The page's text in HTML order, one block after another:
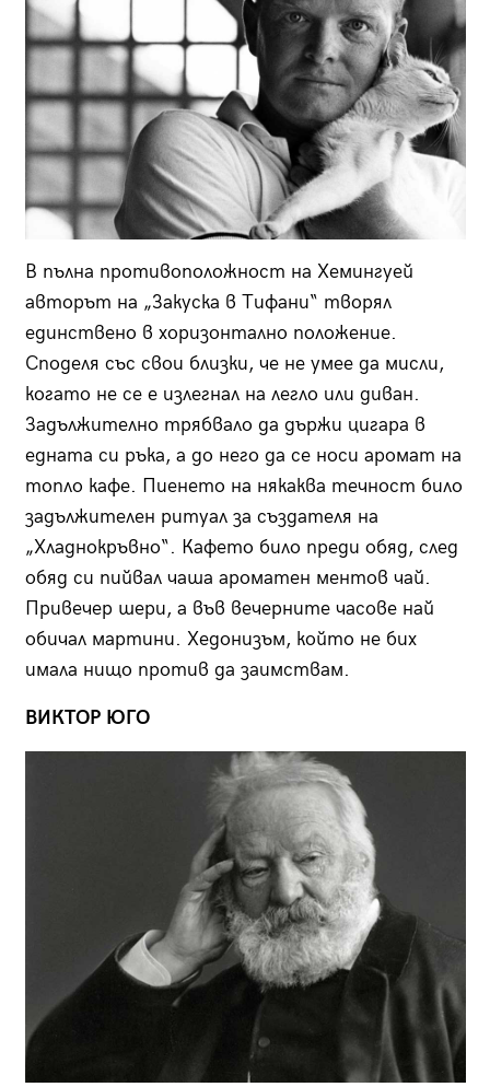
В пълна противоположност на Хемингуей
авторът на „Закуска в Тифани“ творял
единствено в хоризонтално положение.
Споделя със свои близки, че не умее да мисли,
когато не се е излегнал на легло или диван.
Задължително трябвало да държи цигара в
едната си ръка, а до него да се носи аромат на
топло кафе. Пиенето на някаква течност било
задължителен ритуал за създателя на
„Хладнокръвно“. Кафето било преди обяд, след
обяд си пийвал чаша ароматен ментов чай.
Привечер шери, а във вечерните часове най
обичал мартини. Хедонизъм, който не бих
имала нищо против да заимствам.
ВИКТОР ЮГО